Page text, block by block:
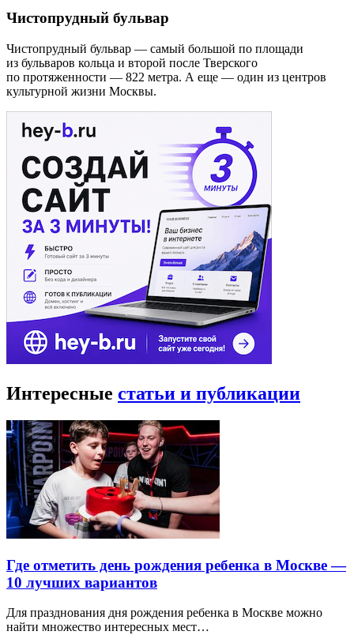
Чистопрудный бульвар
Чистопрудный бульвар — самый большой по площади
из бульваров кольца и второй после Тверского
по протяженности — 822 метра. А еще — один из центров
культурной жизни Москвы.
Интересные статьи и публикации
Где отметить день рождения ребенка в Москве —
10 лучших вариантов
Для празднования дня рождения ребенка в Москве можно
найти множество интересных мест…